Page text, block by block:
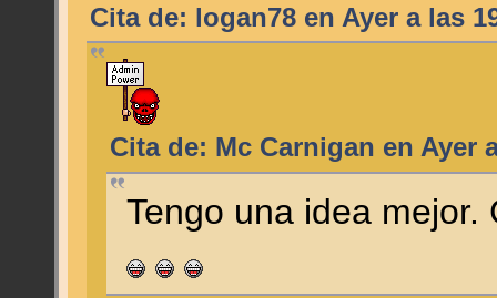
Cita de: logan78 en Ayera las
Cita de: Mc Carnigan en Ayer
Tengo una idea